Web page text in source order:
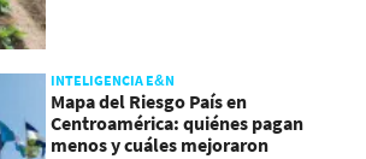
INTELIGENCIA E&N
Mapa del Riesgo País en
Centroamérica: quiénes pagan
menos y cuáles mejoraron